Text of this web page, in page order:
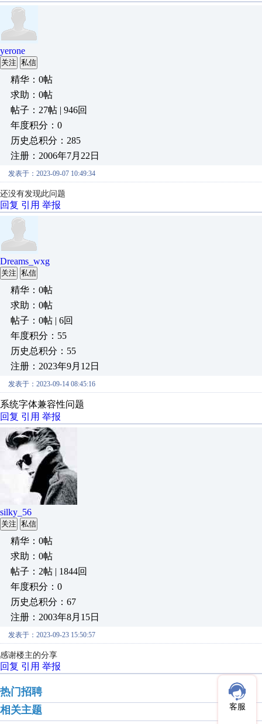
yerone
关注 私信
精华：0帖
求助：0帖
帖子：27帖 | 946回
年度积分：0
历史总积分：285
注册：2006年7月22日
发表于：2023-09-07 10:49:34
还没有发现此问题
回复 引用 举报
Dreams_wxg
关注 私信
精华：0帖
求助：0帖
帖子：0帖 | 6回
年度积分：55
历史总积分：55
注册：2023年9月12日
发表于：2023-09-14 08:45:16
系统字体兼容性问题
回复 引用 举报
silky_56
关注 私信
精华：0帖
求助：0帖
帖子：2帖 | 1844回
年度积分：0
历史总积分：67
注册：2003年8月15日
发表于：2023-09-23 15:50:57
感谢楼主的分享
回复 引用 举报
热门招聘
相关主题
客服